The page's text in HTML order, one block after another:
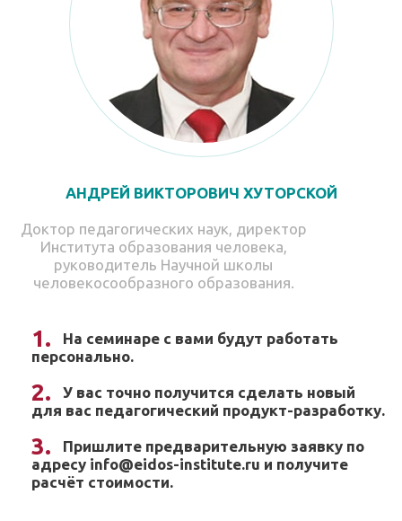
АНДРЕЙ ВИКТОРОВИЧ ХУТОРСКОЙ
Доктор педагогических наук, директор
Института образования человека,
руководитель Научной школы
человекосообразного образования.
На семинаре с вами будут работать
персонально.
У вас точно получится сделать новый
для вас педагогический продукт-разработку.
Пришлите предварительную заявку по
адресу info@eidos-institute.ru и получите
расчёт стоимости.